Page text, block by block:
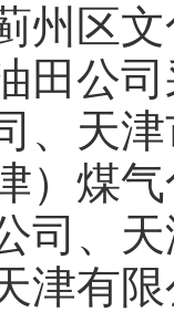
州区
田公
、天
）煤
司、
津有